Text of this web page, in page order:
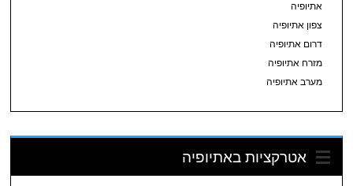
אתיופיה
צפון אתיופיה
דרום אתיופיה
מזרח אתיופיה
מערב אתיופיה
אטרקציות באתיופיה